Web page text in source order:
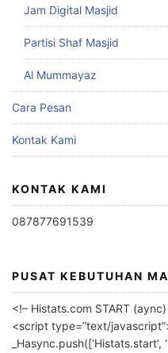
Jam Digital Masjid
Partisi Shaf Masjid
Al Mummayaz
Cara Pesan
Kontak Kami
KONTAK KAMI
087877691539
PUSAT KEBUTUHAN
<!– Histats.com START
<script type=”text/